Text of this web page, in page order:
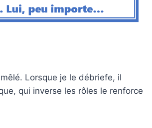
Lorsque je le débriefe, il
qui inverse les rôles le renforce